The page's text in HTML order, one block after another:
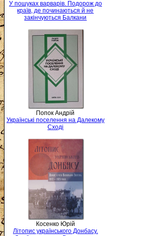
У пошуках варварів. Подорож до
країв, де починаються й не
закінчуються Балкани
Попок Андрій
Українські поселення на Далекому
Сході
Косенко Юрій
Літопис українського Донбасу.